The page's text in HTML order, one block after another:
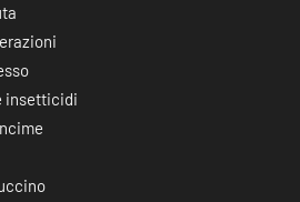
insetticidi